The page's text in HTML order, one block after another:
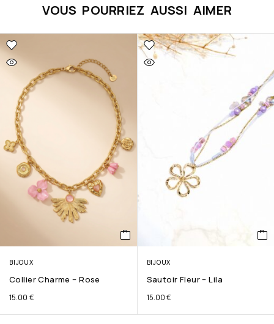
VOUS POURRIEZ AUSSI AIMER
BIJOUX
Collier Charme – Rose
15.00 €
BIJOUX
Sautoir Fleur – Lila
15.00€